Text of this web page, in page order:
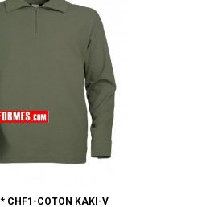
* CHF1-COTON KAKI-V